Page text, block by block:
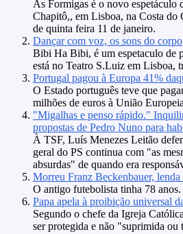
As Formigas é o novo espetáculo
Chapitô,, em Lisboa, na Costa do
de quinta feira 11 de janeiro.
Dançar com voz, os sons do corpo
Bibi Ha Bibi, é um espetaculo de
está no Teatro S.Luiz em Lisboa,
Portugal pagou à Europa 41%
O Estado português teve que
milhões de euros à União
"Migalhas e penso rápido."
propostas de Pedro Nuno para
À TSF, Luís Menezes Leitão
geral do PS continua com "as
absurdas" de quando era
Morreu Franz Beckenbauer,
O antigo futebolista tinha 78 anos.
Papa apela à proibição universal
Segundo o chefe da Igreja
ser protegida e não "suprimida ou